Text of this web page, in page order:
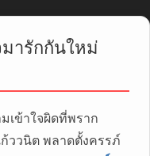
มารักกันใหม่
เข้าใจผิดที่พราก
ววนิต พลาดตั้งครรภ์